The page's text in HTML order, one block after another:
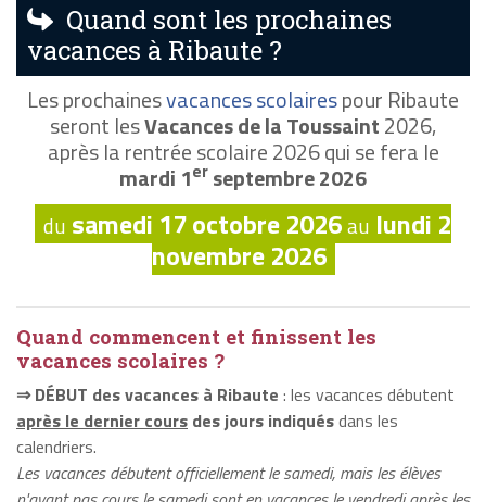
Quand sont les prochaines
vacances à Ribaute ?
Les prochainesvacances scolairespour Ribaute
seront lesVacances de la Toussaint2026,
après la rentrée scolaire 2026 qui se fera le
mardi 1er septembre 2026
du samedi 17 octobre 2026au lundi 2
novembre 2026
Quand commencent et finissent les
vacances scolaires ?
⇒ DÉBUT des vacances à Ribaute : les vacances débutent
après le dernier cours des jours indiquésdans les
calendriers.
Les vacances débutent officiellement le samedi, mais les élèves